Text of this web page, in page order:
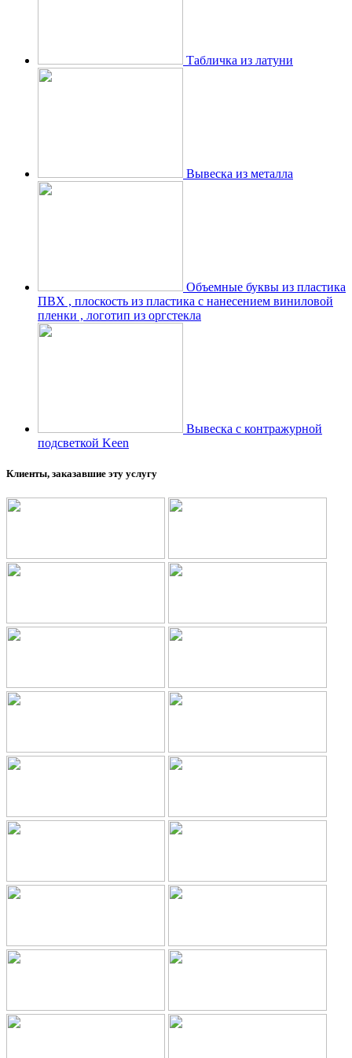
Табличка из латуни
Вывеска из металла
Объемные буквы из пластика
ПВХ , плоскость из пластика с нанесением виниловой
пленки , логотип из оргстекла
Вывеска с контражурной
подсветкой Keen
Клиенты, заказавшие эту услугу